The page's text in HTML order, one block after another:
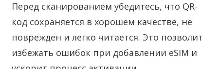
Перед сканированием убедитесь, что QR-
код сохраняется в хорошем качестве, не
поврежден и легко читается. Это позволит
избежать ошибок при добавлении eSIM и